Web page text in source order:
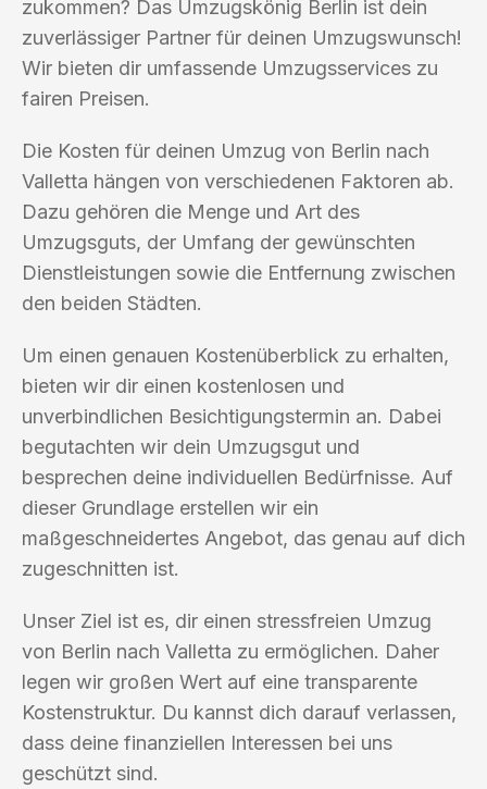
zukommen? Das Umzugskönig Berlin ist dein
zuverlässiger Partner für deinen Umzugswunsch!
Wir bieten dir umfassende Umzugsservices zu
fairen Preisen.
Die Kosten für deinen Umzug von Berlin nach
Valletta hängen von verschiedenen Faktoren ab.
Dazu gehören die Menge und Art des
Umzugsguts, der Umfang der gewünschten
Dienstleistungen sowie die Entfernung zwischen
den beiden Städten.
Um einen genauen Kostenüberblick zu erhalten,
bieten wir dir einen kostenlosen und
unverbindlichen Besichtigungstermin an. Dabei
begutachten wir dein Umzugsgut und
besprechen deine individuellen Bedürfnisse. Auf
dieser Grundlage erstellen wir ein
maßgeschneidertes Angebot, das genau auf dich
zugeschnitten ist.
Unser Ziel ist es, dir einen stressfreien Umzug
von Berlin nach Valletta zu ermöglichen. Daher
legen wir großen Wert auf eine transparente
Kostenstruktur. Du kannst dich darauf verlassen,
dass deine finanziellen Interessen bei uns
geschützt sind.